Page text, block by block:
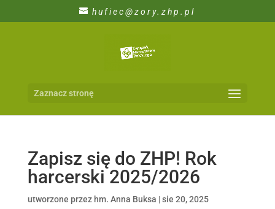
hufiec@zory.zhp.pl
Zaznacz stronę
Zapisz się do ZHP! Rok
harcerski 2025/2026
utworzone przez hm. Anna Buksa |sie 20, 2025